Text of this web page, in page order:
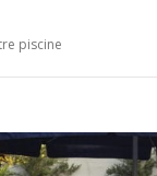
piscine